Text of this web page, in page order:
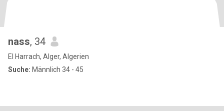
nass, 34
El Harrach, Alger, Algerien
Suche: Männlich 34 - 45